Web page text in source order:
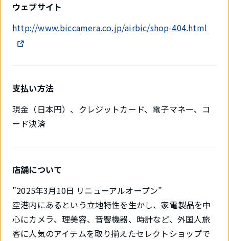
ウェブサイト
http://www.biccamera.co.jp/airbic/shop-404.html
支払い方法
現金（日本円）、クレジットカード、電子マネー、コ
ード決済
店舗について
”2025年3月10日 リニューアルオープン”
空港内にあるという立地特性を生かし、家電製品を中
心にカメラ、理美容、音響機器、時計など、外国人旅
客に人気のアイテムを取り揃えたセレクトショップで